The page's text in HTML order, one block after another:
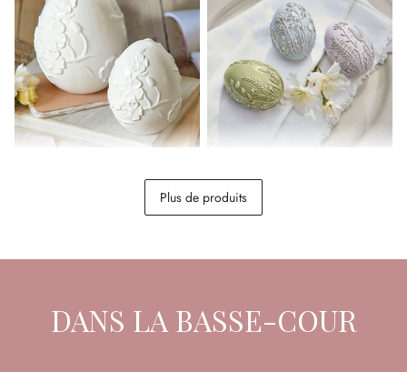
Fauverine
12,95 €
Plus de produits
DANS LA BASSE-COUR